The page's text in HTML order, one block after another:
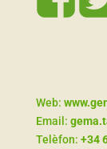
Web:
Email:
Telèfon: +34